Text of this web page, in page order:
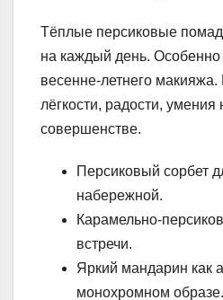
Тёплые персиковые
на каждый день. Особенно
весенне-летнего макияжа.
лёгкости, радости, умения
совершенстве.
Персиковый сорбет
набережной.
Карамельно-
встречи.
Яркий мандарин как
монохромном образе.